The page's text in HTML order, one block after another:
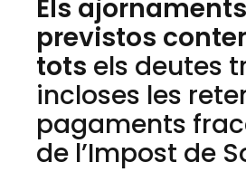
Els ajornaments
previstos
tots els deutes
incloses les
pagaments
de l’Impost de